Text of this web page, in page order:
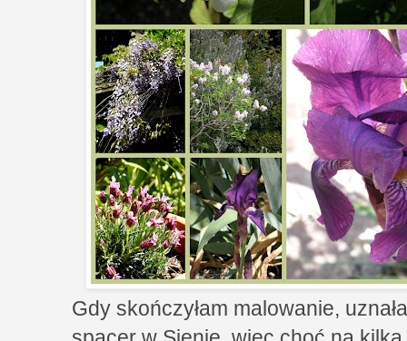
Gdy skończyłam malowanie,